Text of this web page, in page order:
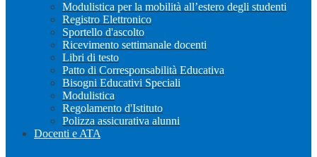
Modulistica per la mobilità all’estero degli studenti
Registro Elettronico
Sportello d'ascolto
Ricevimento settimanale docenti
Libri di testo
Patto di Corresponsabilità Educativa
Bisogni Educativi Speciali
Modulistica
Regolamento d'Istituto
Polizza assicurativa alunni
Docenti e ATA